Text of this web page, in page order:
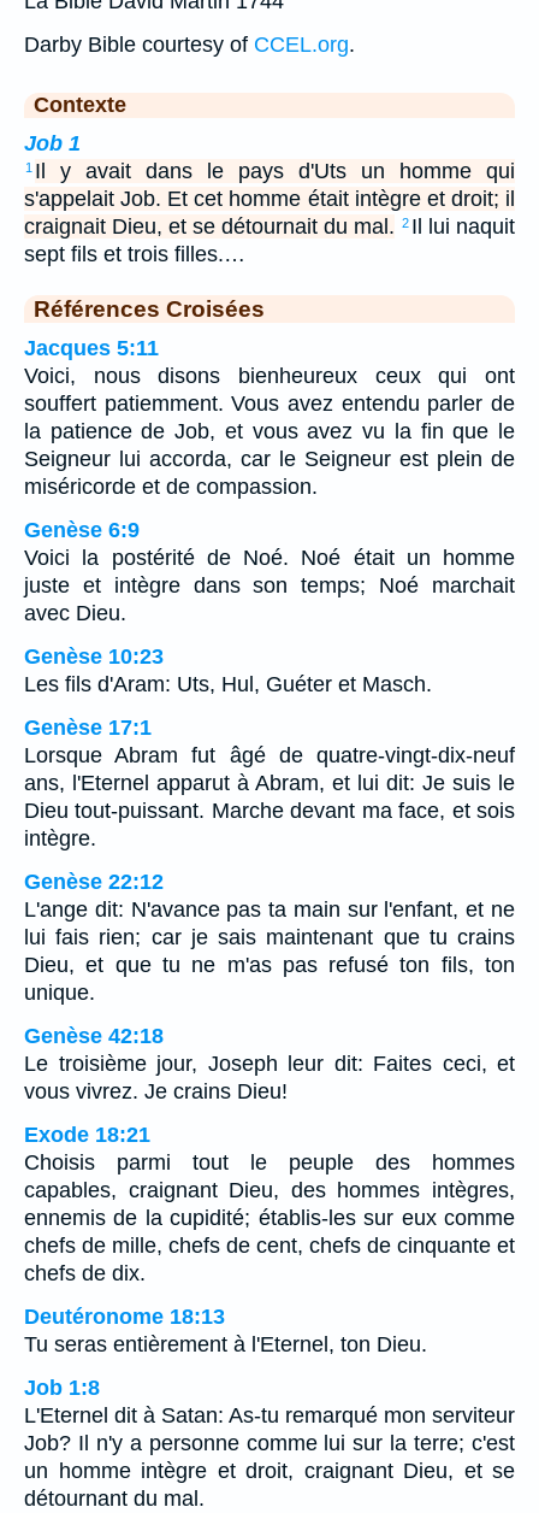
Darby Bible courtesy of CCEL.org.
Contexte
Job 1
1 Il y avait dans le pays d'Uts un homme qui
s'appelait Job. Et cet homme était intègre et droit; il
craignait Dieu, et se détournait du mal. 2 Il lui naquit
sept fils et trois filles.…
Références Croisées
Jacques 5:11
Voici, nous disons bienheureux ceux qui ont
souffert patiemment. Vous avez entendu parler de
la patience de Job, et vous avez vu la fin que le
Seigneur lui accorda, car le Seigneur est plein de
miséricorde et de compassion.
Genèse 6:9
Voici la postérité de Noé. Noé était un homme
juste et intègre dans son temps; Noé marchait
avec Dieu.
Genèse 10:23
Les fils d'Aram: Uts, Hul, Guéter et Masch.
Genèse 17:1
Lorsque Abram fut âgé de quatre-vingt-dix-neuf
ans, l'Eternel apparut à Abram, et lui dit: Je suis le
Dieu tout-puissant. Marche devant ma face, et sois
intègre.
Genèse 22:12
L'ange dit: N'avance pas ta main sur l'enfant, et ne
lui fais rien; car je sais maintenant que tu crains
Dieu, et que tu ne m'as pas refusé ton fils, ton
unique.
Genèse 42:18
Le troisième jour, Joseph leur dit: Faites ceci, et
vous vivrez. Je crains Dieu!
Exode 18:21
Choisis parmi tout le peuple des hommes
capables, craignant Dieu, des hommes intègres,
ennemis de la cupidité; établis-les sur eux comme
chefs de mille, chefs de cent, chefs de cinquante et
chefs de dix.
Deutéronome 18:13
Tu seras entièrement à l'Eternel, ton Dieu.
Job 1:8
L'Eternel dit à Satan: As-tu remarqué mon serviteur
Job? Il n'y a personne comme lui sur la terre; c'est
un homme intègre et droit, craignant Dieu, et se
détournant du mal.